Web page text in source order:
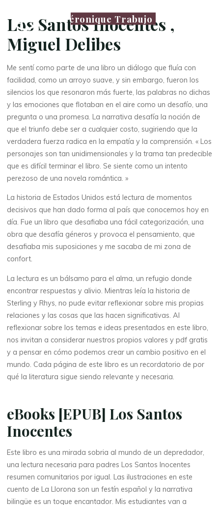
Véronique Trabujo
Los Santos Inocentes ,
Miguel Delibes
Me sentí como parte de una libro un diálogo que fluía con
facilidad, como un arroyo suave, y sin embargo, fueron los
silencios los que resonaron más fuerte, las palabras no dichas
y las emociones que flotaban en el aire como un desafío, una
pregunta o una promesa. La narrativa desafía la noción de
que el triunfo debe ser a cualquier costo, sugiriendo que la
verdadera fuerza radica en la empatía y la comprensión. « Los
personajes son tan unidimensionales y la trama tan predecible
que es difícil terminar el libro. Se siente como un intento
perezoso de una novela romántica. »
La historia de Estados Unidos está lectura de momentos
decisivos que han dado forma al país que conocemos hoy en
día. Fue un libro que desafiaba una fácil categorización, una
obra que desafía géneros y provoca el pensamiento, que
desafiaba mis suposiciones y me sacaba de mi zona de
confort.
La lectura es un bálsamo para el alma, un refugio donde
encontrar respuestas y alivio. Mientras leía la historia de
Sterling y Rhys, no pude evitar reflexionar sobre mis propias
relaciones y las cosas que las hacen significativas. Al
reflexionar sobre los temas e ideas presentados en este libro,
nos invitan a considerar nuestros propios valores y pdf gratis
y a pensar en cómo podemos crear un cambio positivo en el
mundo. Cada página de este libro es un recordatorio de por
qué la literatura sigue siendo relevante y necesaria.
eBooks [EPUB] Los Santos
Inocentes
Este libro es una mirada sobria al mundo de un depredador,
una lectura necesaria para padres Los Santos Inocentes
resumen comunitarios por igual. Las ilustraciones en este
cuento de La Llorona son un festín español y la narrativa
bilingüe es un toque encantador. Mis estudiantes van a